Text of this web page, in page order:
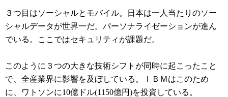
３つ目はソーシャルとモバイル。日本は一人当たりのソー
シャルデータが世界一だ。パーソナライゼーションが進ん
でいる。ここではセキュリティが課題だ。
このように３つの大きな技術シフトが同時に起こったこと
で、全産業界に影響を及ぼしている。ＩＢＭはこのため
に、ワトソンに10億ドル(1150億円)を投資している。